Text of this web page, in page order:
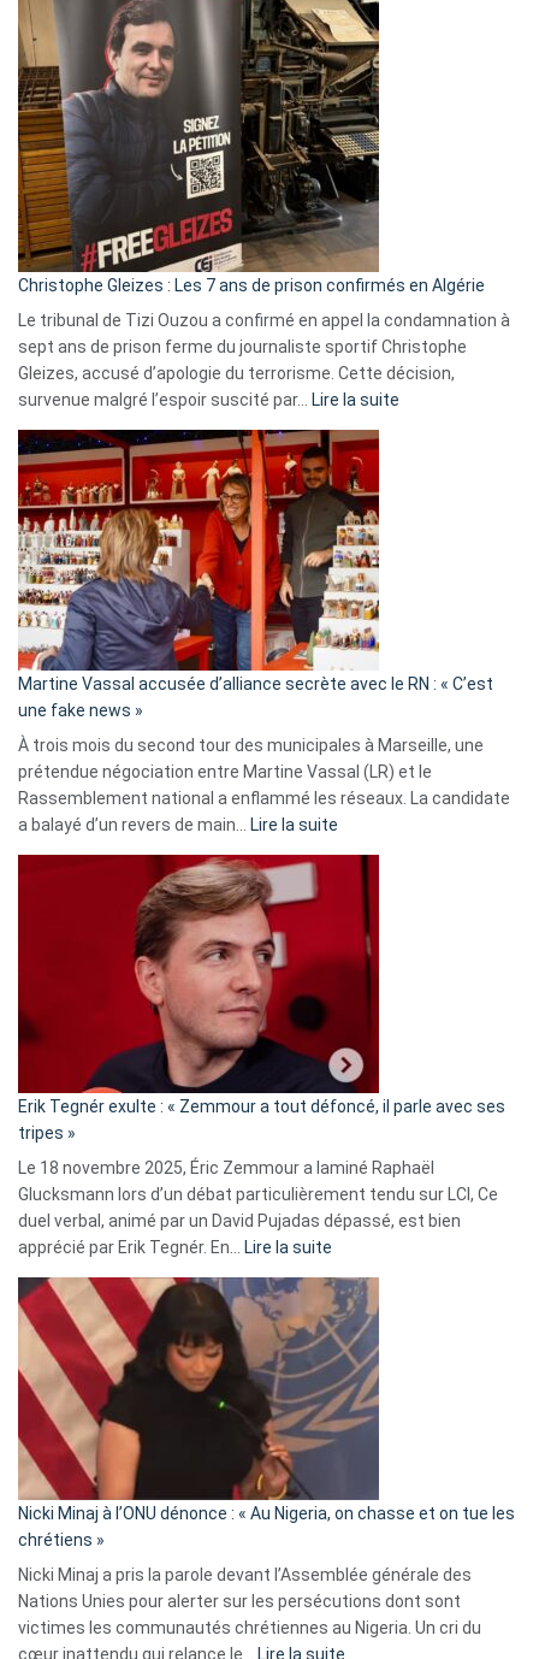
Pays-
Bas,
Espagne,
Irlande
et
Slovénie
rejettent
la
présence
d’Israël
Christophe Gleizes : Les 7 ans de prison confirmés en Algérie
Le tribunal de Tizi Ouzou a confirmé en appel la condamnation à
sept ans de prison ferme du journaliste sportif Christophe
Gleizes, accusé d’apologie du terrorisme. Cette décision,
survenue malgré l’espoir suscité par…
Lire la suite
Algérie
Martine Vassal accusée d’alliance secrète avec le RN : « C’est
une fake news »
À trois mois du second tour des municipales à Marseille, une
prétendue négociation entre Martine Vassal (LR) et le
Rassemblement national a enflammé les réseaux. La candidate
a balayé d’un revers de main…
Lire la suite
d’alliance
secrète
«
C’est
fake
news
»
Erik Tegnér exulte : « Zemmour a tout défoncé, il parle avec ses
tripes »
Le 18 novembre 2025, Éric Zemmour a laminé Raphaël
Glucksmann lors d’un débat particulièrement tendu sur LCI, Ce
duel verbal, animé par un David Pujadas dépassé, est bien
apprécié par Erik Tegnér. En…
Lire la suite
Tegnér
exulte
« Zemmour
a
tout
parle
ses
tripes »
Nicki Minaj à l’ONU dénonce : « Au Nigeria, on chasse et on tue les
chrétiens »
Nicki Minaj a pris la parole devant l’Assemblée générale des
Nations Unies pour alerter sur les persécutions dont sont
victimes les communautés chrétiennes au Nigeria. Un cri du
cœur inattendu qui relance le…
Lire la suite